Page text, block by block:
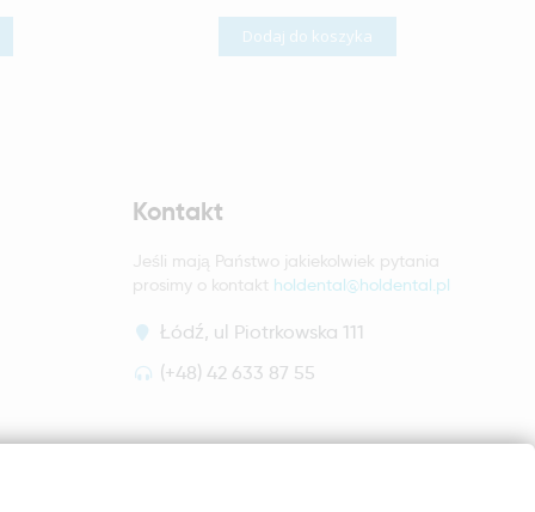
Dodaj do koszyka
Kontakt
Jeśli mają Państwo jakiekolwiek pytania
prosimy o kontakt holdental@holdental.pl
Łódź, ul Piotrkowska 111
(+48) 42 633 87 55